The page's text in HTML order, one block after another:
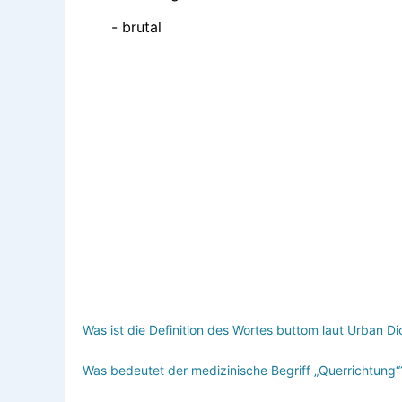
- brutal
Was ist die Definition des Wortes buttom laut Urban
Was bedeutet der medizinische Begriff